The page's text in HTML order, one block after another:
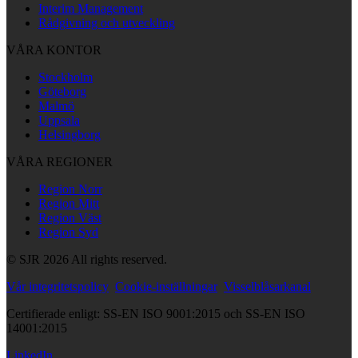
Interim Management
Rådgivning och utveckling
VÅRA KONTOR
Stockholm
Göteborg
Malmö
Uppsala
Helsingborg
VÅRA REGIONER
Region Norr
Region Mitt
Region Väst
Region Syd
© SJR 2026 All rights reserved.
Vår integritetspolicy Cookie-inställningar Visselblåsarkanal
Certifierade enligt: SS-EN ISO 9001:2015 och SS-EN ISO
14001:2015